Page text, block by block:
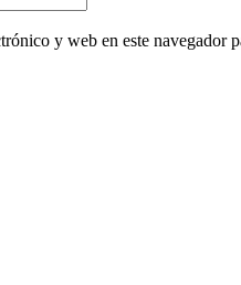
y web en este navegador